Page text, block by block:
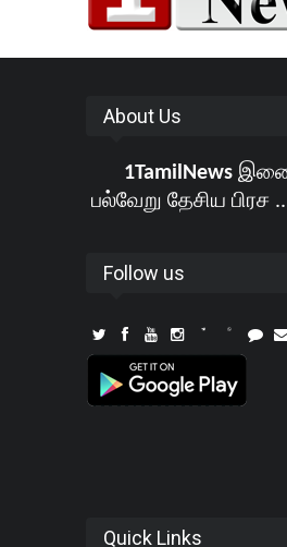
About Us
1TamilNews
பல்வேறு தேசிய பிரச
Follow us
Quick Links